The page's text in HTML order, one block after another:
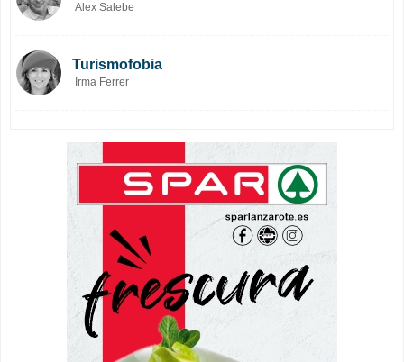
Alex Salebe
Turismofobia
Irma Ferrer